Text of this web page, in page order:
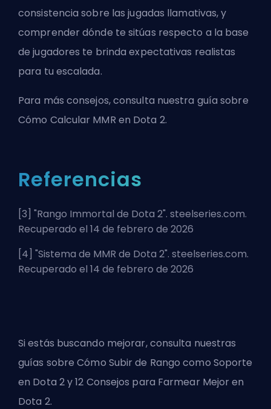
consistencia sobre las jugadas llamativas, y
comprender dónde te sitúas respecto a la base
de jugadores te brinda expectativas realistas
para tu escalada.
Para más consejos, consulta nuestra guía sobre
Cómo Calcular MMR en Dota 2.
Referencias
[3] "Rango Immortal de Dota 2". steelseries.com.
Recuperado el 14 de febrero de 2026
[4] "Sistema de MMR de Dota 2". steelseries.com.
Recuperado el 14 de febrero de 2026
Si estás buscando mejorar, consulta nuestras
guías sobreCómo Subir de Rango como Soporte
en Dota 2y12 Consejos para Farmear Mejor en
Dota 2.